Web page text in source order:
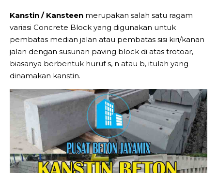
Kanstin / Kansteen merupakan salah satu ragam
variasi Concrete Block yang digunakan untuk
pembatas median jalan atau pembatas sisi kiri/kanan
jalan dengan susunan paving block di atas trotoar,
biasanya berbentuk huruf s, n atau b, itulah yang
dinamakan kanstin.